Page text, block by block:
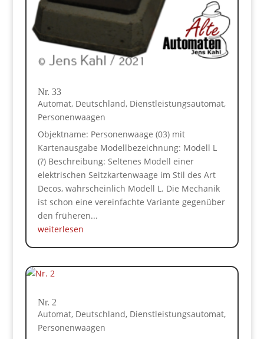
Nr. 33
Automat, Deutschland, Dienstleistungsautomat,
Personenwaagen
Objektname: Personenwaage (03) mit
Kartenausgabe Modellbezeichnung: Modell L
(?) Beschreibung: Seltenes Modell einer
elektrischen Seitzkartenwaage im Stil des Art
Decos, wahrscheinlich Modell L. Die Mechanik
ist schon eine vereinfachte Variante gegenüber
den früheren...
weiterlesen
Nr. 2
Automat, Deutschland, Dienstleistungsautomat,
Personenwaagen